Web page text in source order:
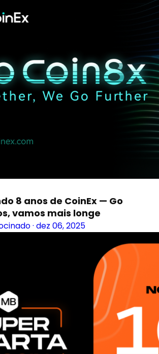
8 anos de CoinEx — Go
vamos mais longe
· dez 06, 2025